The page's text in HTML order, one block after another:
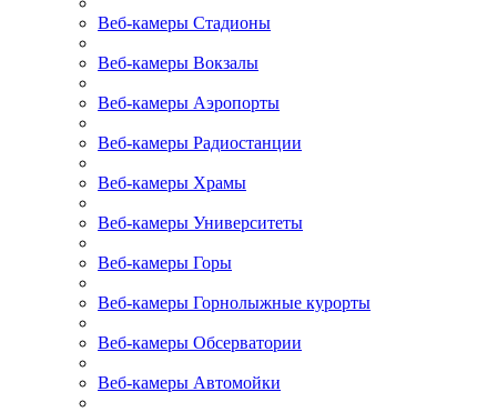
Веб-камеры Стадионы
Веб-камеры Вокзалы
Веб-камеры Аэропорты
Веб-камеры Радиостанции
Веб-камеры Храмы
Веб-камеры Университеты
Веб-камеры Горы
Веб-камеры Горнолыжные курорты
Веб-камеры Обсерватории
Веб-камеры Автомойки